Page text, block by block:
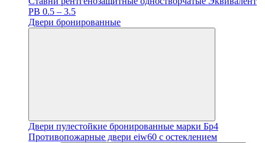
PB 0.5 – 3.5
Двери бронированные
Двери пулестойкие бронированные марки Бр4
Противопожарные двери eiw60 с остеклением